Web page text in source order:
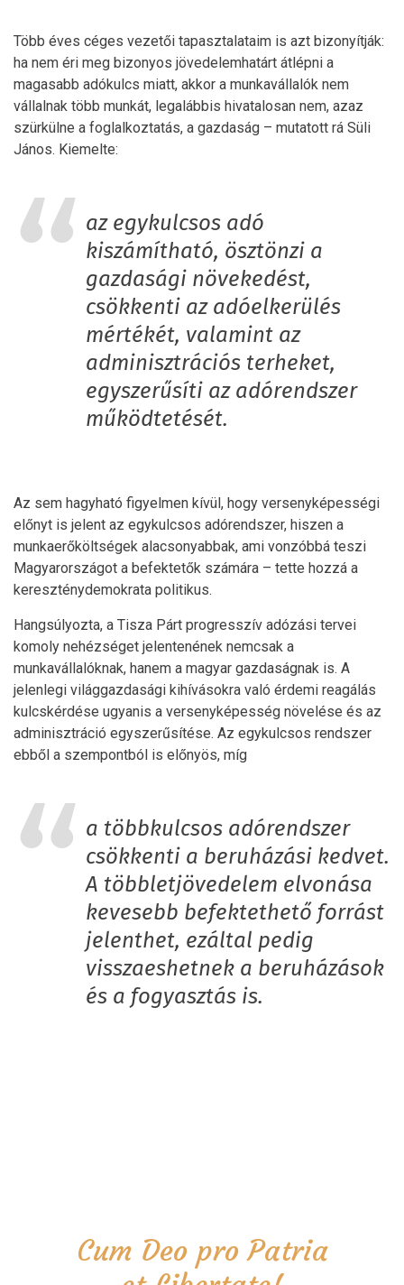
Több éves céges vezetői tapasztalataim is azt bizonyítják:
ha nem éri meg bizonyos jövedelemhatárt átlépni a
magasabb adókulcs miatt, akkor a munkavállalók nem
vállalnak több munkát, legalábbis hivatalosan nem, azaz
szürkülne a foglalkoztatás, a gazdaság – mutatott rá Süli
János. Kiemelte:
az egykulcsos adó
kiszámítható, ösztönzi a
gazdasági növekedést,
csökkenti az adóelkerülés
mértékét, valamint az
adminisztrációs terheket,
egyszerűsíti az adórendszer
működtetését.
Az sem hagyható figyelmen kívül, hogy versenyképességi
előnyt is jelent az egykulcsos adórendszer, hiszen a
munkaerőköltségek alacsonyabbak, ami vonzóbbá teszi
Magyarországot a befektetők számára – tette hozzá a
kereszténydemokrata politikus.
Hangsúlyozta, a Tisza Párt progresszív adózási tervei
komoly nehézséget jelentenének nemcsak a
munkavállalóknak, hanem a magyar gazdaságnak is. A
jelenlegi világgazdasági kihívásokra való érdemi reagálás
kulcskérdése ugyanis a versenyképesség növelése és az
adminisztráció egyszerűsítése. Az egykulcsos rendszer
ebből a szempontból is előnyös, míg
a többkulcsos adórendszer
csökkenti a beruházási kedvet.
A többletjövedelem elvonása
kevesebb befektethető forrást
jelenthet, ezáltal pedig
visszaeshetnek a beruházások
és a fogyasztás is.
Cum Deo pro Patria